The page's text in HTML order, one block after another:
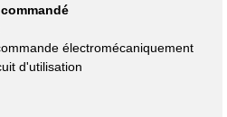
électromécaniquement
d'utilisation